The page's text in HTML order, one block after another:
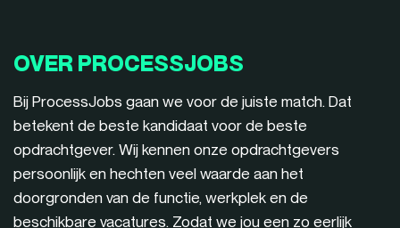
OVER PROCESSJOBS
Bij ProcessJobs gaan we voor de juiste match. Dat
betekent de beste kandidaat voor de beste
opdrachtgever. Wij kennen onze opdrachtgevers
persoonlijk en hechten veel waarde aan het
doorgronden van de functie, werkplek en de
beschikbare vacatures. Zodat we jou een zo eerlijk